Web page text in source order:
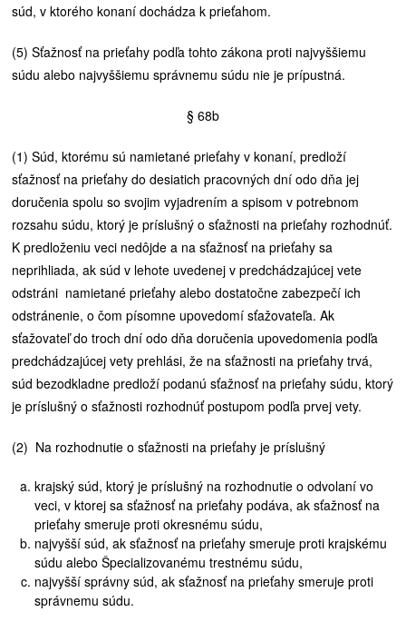
súd, v ktorého konaní dochádza k prieťahom.
(5) Sťažnosť na prieťahy podľa tohto zákona proti najvyššiemu
súdu alebo najvyššiemu správnemu súdu nie je prípustná.
§ 68b
(1) Súd, ktorému sú namietané prieťahy v konaní, predloží
sťažnosť na prieťahy do desiatich pracovných dní odo dňa jej
doručenia spolu so svojim vyjadrením a spisom v potrebnom
rozsahu súdu, ktorý je príslušný o sťažnosti na prieťahy rozhodnúť.
K predloženiu veci nedôjde a na sťažnosť na prieťahy sa
neprihliada, ak súd v lehote uvedenej v predchádzajúcej vete
odstráni namietané prieťahy alebo dostatočne zabezpečí ich
odstránenie, o čom písomne upovedomí sťažovateľa. Ak
sťažovateľ do troch dní odo dňa doručenia upovedomenia podľa
predchádzajúcej vety prehlási, že na sťažnosti na prieťahy trvá,
súd bezodkladne predloží podanú sťažnosť na prieťahy súdu, ktorý
je príslušný o sťažnosti rozhodnúť postupom podľa prvej vety.
(2) Na rozhodnutie o sťažnosti na prieťahy je príslušný
krajský súd, ktorý je príslušný na rozhodnutie o odvolaní vo
veci, v ktorej sa sťažnosť na prieťahy podáva, ak sťažnosť na
prieťahy smeruje proti okresnému súdu,
najvyšší súd, ak sťažnosť na prieťahy smeruje proti krajskému
súdu alebo Špecializovanému trestnému súdu,
najvyšší správny súd, ak sťažnosť na prieťahy smeruje proti
správnemu súdu.